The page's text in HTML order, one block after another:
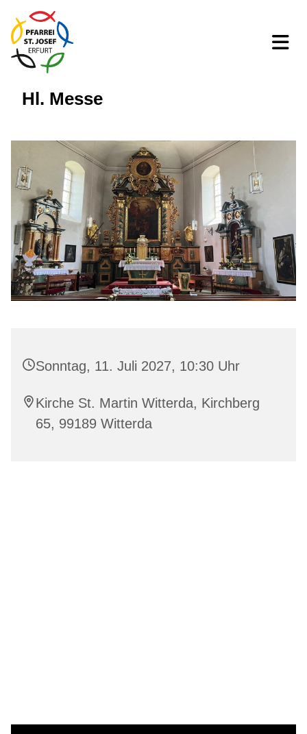
Hl. Messe
Sonntag, 11. Juli 2027, 10:30 Uhr
Kirche St. Martin Witterda, Kirchberg
65, 99189 Witterda